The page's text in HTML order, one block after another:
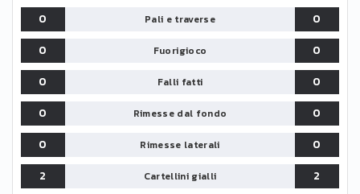
0 Pali e traverse
0
0
Fuorigioco
0
0
Falli fatti
0
0
Rimesse dal fondo
0
0
Rimesse laterali
0
2
Cartellini gialli
2